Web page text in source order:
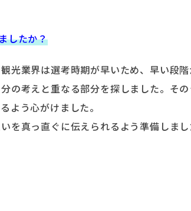
したか？
光業界は選考時期が早いため、早い段
の考えと重なる部分を探しました。そ
よう心がけました。
を真っ直ぐに伝えられるよう準備しまし